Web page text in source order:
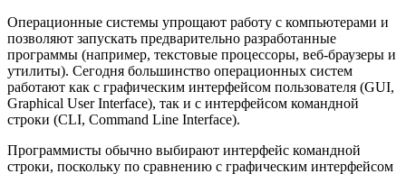
Операционные системы упрощают работу с компьютерами и
позволяют запускать предварительно разработанные
программы (например, текстовые процессоры, веб-браузеры и
утилиты). Сегодня большинство операционных систем
работают как с графическим интерфейсом пользователя (GUI,
Graphical User Interface), так и с интерфейсом командной
строки (CLI, Command Line Interface).
Программисты обычно выбирают интерфейс командной
строки, поскольку по сравнению с графическим интерфейсом